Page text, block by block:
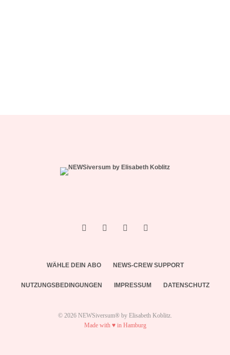
WÄHLE DEIN ABO NEWS-CREW SUPPORT
NUTZUNGSBEDINGUNGEN IMPRESSUM DATENSCHUTZ
© 2026 NEWSiversum® by Elisabeth Koblitz.
Made with ♥ in Hamburg